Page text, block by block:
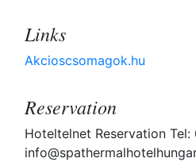
Links
Akcioscsomagok.hu
Reservation
Hoteltelnet Reservation